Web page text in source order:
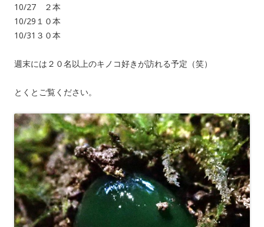
10/27 ２本
10/29１０本
10/31３０本
週末には２０名以上のキノコ好きが訪れる予定（笑）
とくとご覧ください。